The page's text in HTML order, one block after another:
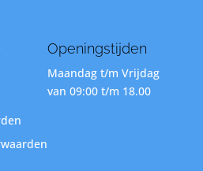
Openingstijden
Maandag t/m Vrijdag
van 09:00 t/m 18.00